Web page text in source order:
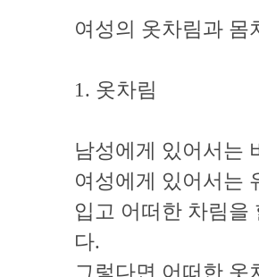
여성의 옷차림과 몸
1. 옷차림
남성에게 있어서는
여성에게 있어서는
입고 어떠한 차림을
다.
그렇다면 어떠한 옷